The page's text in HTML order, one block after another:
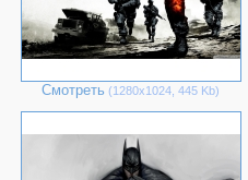
Смотреть (1280х1024, 445 Kb)